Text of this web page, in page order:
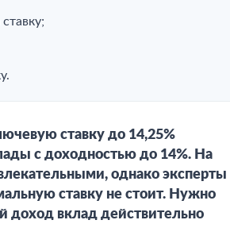
ставку до 14,25%
с доходностью до 14%. На
однако эксперты
ставку не стоит. Нужно
доход вклад действительно